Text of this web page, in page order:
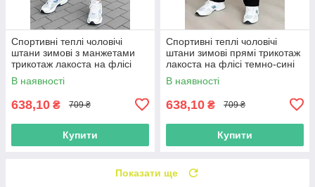
Спортивні теплі чоловічі
штани зимові з манжетами
трикотаж лакоста на флісі
чорні Великі розміри (56-64)
В наявності
638,10 ₴ 709 ₴
Купити
Спортивні теплі чоловічі
штани зимові прямі трикотаж
лакоста на флісі темно-сині
Великі розміри (56-64)
В наявності
638,10 ₴ 709 ₴
Купити
Показати ще